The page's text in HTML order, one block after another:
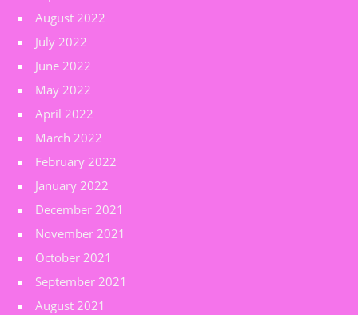
August 2022
July 2022
June 2022
May 2022
April 2022
March 2022
February 2022
January 2022
December 2021
November 2021
October 2021
September 2021
August 2021